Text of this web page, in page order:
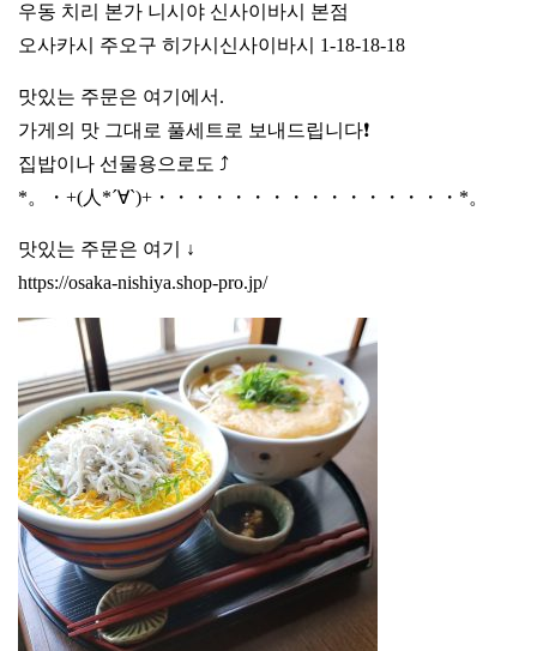
우동 치리 본가 니시야 신사이바시 본점
오사카시 주오구 히가시신사이바시 1-18-18-18
맛있는 주문은 여기에서.
가게의 맛 그대로 풀세트로 보내드립니다❗️
집밥이나 선물용으로도 ⤴️
*。・+(人*´∀`)+・・・・・・・・・・・・・・・・*。
맛있는 주문은 여기 ↓
https://osaka-nishiya.shop-pro.jp/